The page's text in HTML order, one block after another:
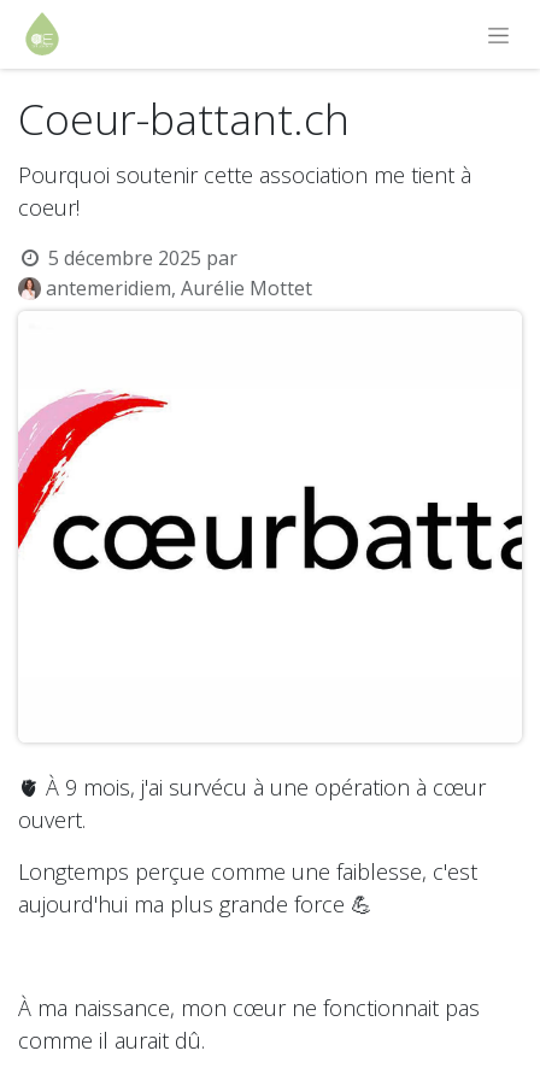
Coeur-battant.ch
Pourquoi soutenir cette association me tient à
coeur!
5 décembre 2025 par
antemeridiem, Aurélie Mottet
🫀 À 9 mois, j'ai survécu à une opération à cœur
ouvert.
Longtemps perçue comme une faiblesse, c'est
aujourd'hui ma plus grande force 💪
À ma naissance, mon cœur ne fonctionnait pas
comme il aurait dû.